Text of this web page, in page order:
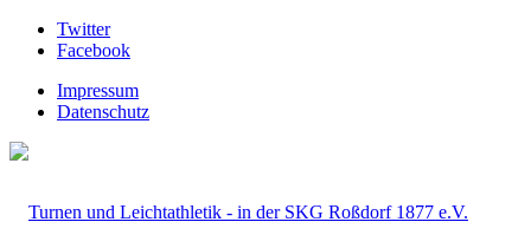
Twitter
Facebook
Impressum
Datenschutz